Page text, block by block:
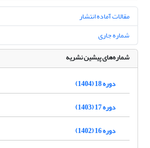
مقالات آماده انتشار
شماره جاری
شماره‌های پیشین نشریه
دوره 18 (1404)
دوره 17 (1403)
دوره 16 (1402)